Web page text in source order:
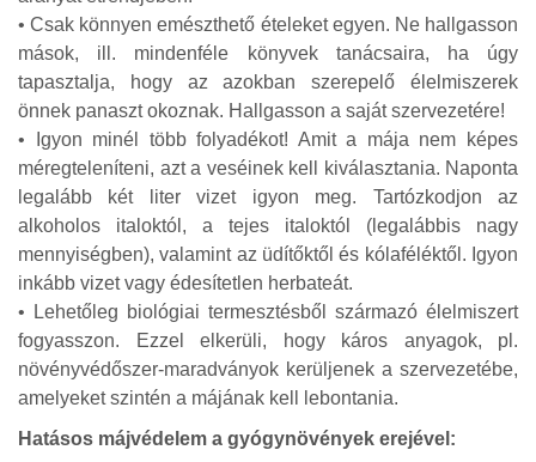
• Csak könnyen emészthető ételeket egyen. Ne hallgasson
mások, ill. mindenféle könyvek tanácsaira, ha úgy
tapasztalja, hogy az azokban szerepelő élelmiszerek
önnek panaszt okoznak. Hallgasson a saját szervezetére!
• Igyon minél több folyadékot! Amit a mája nem képes
méregteleníteni, azt a veséinek kell kiválasztania. Naponta
legalább két liter vizet igyon meg. Tartózkodjon az
alkoholos italoktól, a tejes italoktól (legalábbis nagy
mennyiségben), valamint az üdítőktől és kólaféléktől. Igyon
inkább vizet vagy édesítetlen herbateát.
• Lehetőleg biológiai termesztésből származó élelmiszert
fogyasszon. Ezzel elkerüli, hogy káros anyagok, pl.
növényvédőszer-maradványok kerüljenek a szervezetébe,
amelyeket szintén a májának kell lebontania.
Hatásos májvédelem a gyógynövények erejével: